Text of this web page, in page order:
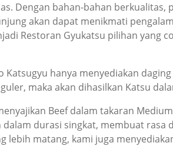
Dengan bahan-bahan
akan dapat menikmati
Restoran Gyukatsu pilihan yang
Katsugyu hanya menyediakan
maka akan dihasilkan Katsu
Beef dalam takaran
durasi singkat, membuat rasa
lebih matang, kami juga